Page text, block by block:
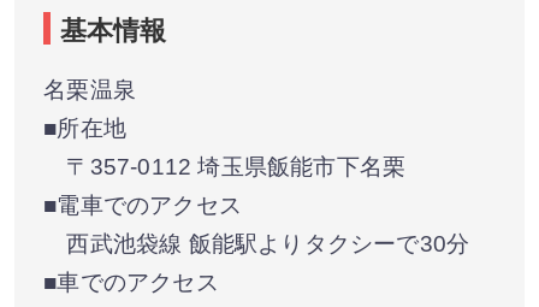
基本情報
名栗温泉
■所在地
〒357-0112 埼玉県飯能市下名栗
■電車でのアクセス
西武池袋線 飯能駅よりタクシーで30分
■車でのアクセス